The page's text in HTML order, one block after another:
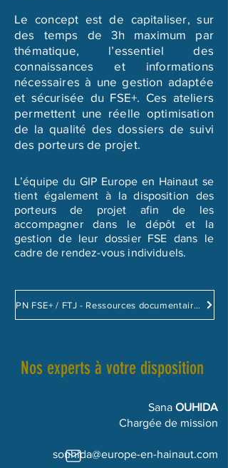
Le concept est de capitaliser, sur
des temps de 3h maximum par
thématique, l’essentiel des
connaissances et informations
nécessaires à une gestion adaptée
et sécurisée du FSE+. Ces ateliers
permettent une réelle optimisation
de la qualité des dossiers de suivi
des porteurs de projet.
L’équipe du GIP Europe en Hainaut se
tient également à la disposition des
porteurs de projet afin de les
accompagner dans le dépôt et la
gestion de leur dossier FSE dans le
cadre de rendez-vous individuels.
PN FSE+ / FTJ - Ressources documentaires
Nos experts à votre disposition
Sana OUHIDA
Chargée de mission
souhida@europe-en-hainaut.com